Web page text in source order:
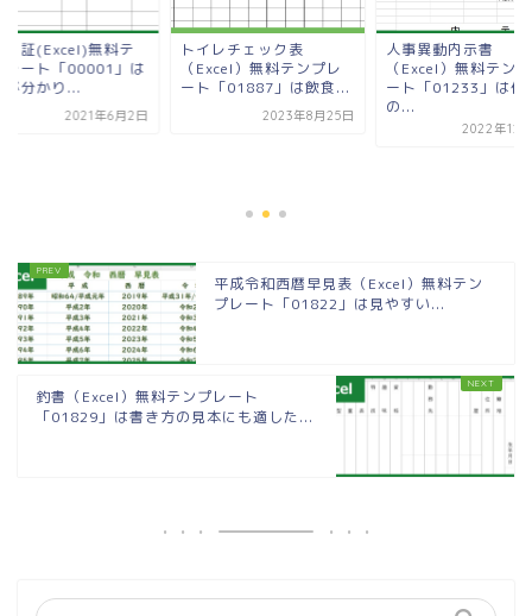
り証(Excel)無料テ
レート「00001」は
が分かり...
2021年6月2日
トイレチェック表
（Excel）無料テンプレ
ート「01887」は飲食...
2023年8月25日
人事異動内示書
（Excel）無料テン
ート「01233」は作
の...
2022年12
平成令和西暦早見表（Excel）無料テン
プレート「01822」は見やすい...
釣書（Excel）無料テンプレート
「01829」は書き方の見本にも適した...